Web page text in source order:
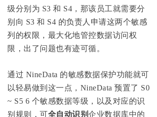
级分别为 S3 和 S4，那该员工就需要分
别向 S3 和 S4 的负责人申请这两个敏感
列的权限，最大化地管控数据访问权
限，出了问题也有迹可循。
通过 NineData 的敏感数据保护功能就可
以轻易做到这一点，NineData 预置了 S0
~ S5 6 个敏感数据等级，以及对应的识
别规则，可全自动识别企业数据库中的